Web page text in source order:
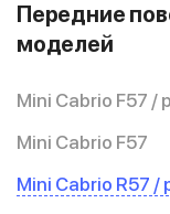
Передние
моделей
Mini Cabrio F57 /
Mini Cabrio F57
Mini Cabrio R57 /